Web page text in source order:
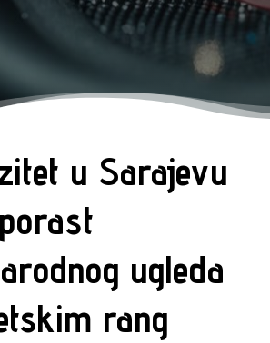
u Sarajevu
ugleda
rang